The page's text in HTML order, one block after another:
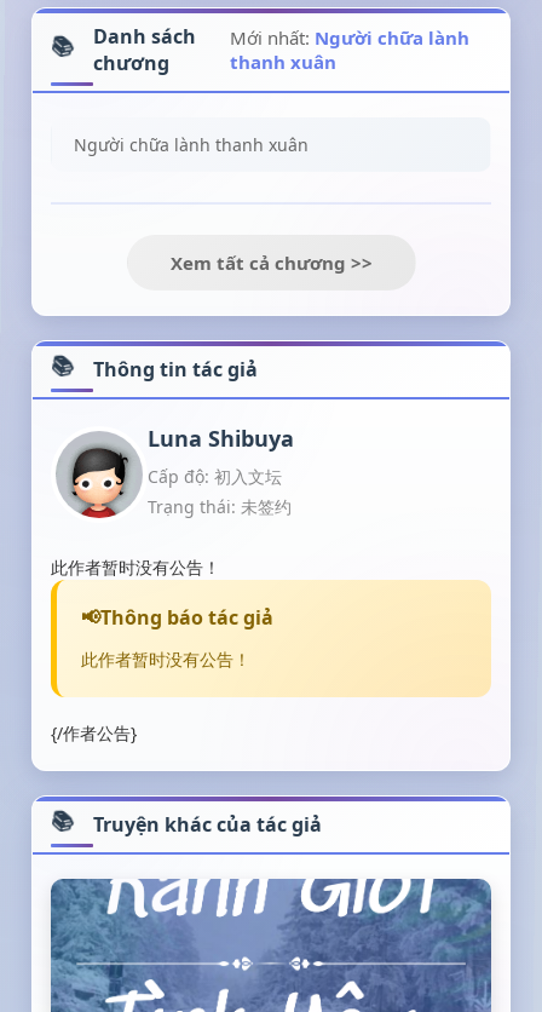
Danh sách
chương
Mới nhất: Người chữa lành
thanh xuân
Người chữa lành thanh xuân
Xem tất cả chương >>
Thông tin tác giả
Luna Shibuya
Cấp độ: 初入文坛
Trạng thái: 未签约
此作者暂时没有公告！
Thông báo tác giả
此作者暂时没有公告！
{/作者公告}
Truyện khác của tác giả